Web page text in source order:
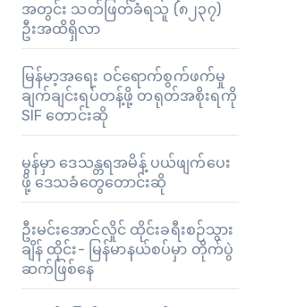
အတွင်း သတ်ဖြတ်ခံရသူ (၈၂၃၇)
ဦးအထိရှိလာ
မြန်မာ့အရေး ဝင်ရောက်စွက်ဖက်မှု
ချက်ချင်းရပ်တန့်ဖို့ တရုတ်အစိုးရကို
SIF တောင်းဆို
မွန်မှာ ဒေသန္တရအမိန့် ပယ်ဖျက်ပေး
ဖို့ ဒေသခံတွေတောင်းဆို
ဦးမင်းအောင်လှိုင် ထိုင်းခရီးစဉ်သွား
ချိန် ထိုင်း- မြန်မာနယ်စပ်မှာ တိုက်ပွဲ
ဆက်ဖြစ်နေ